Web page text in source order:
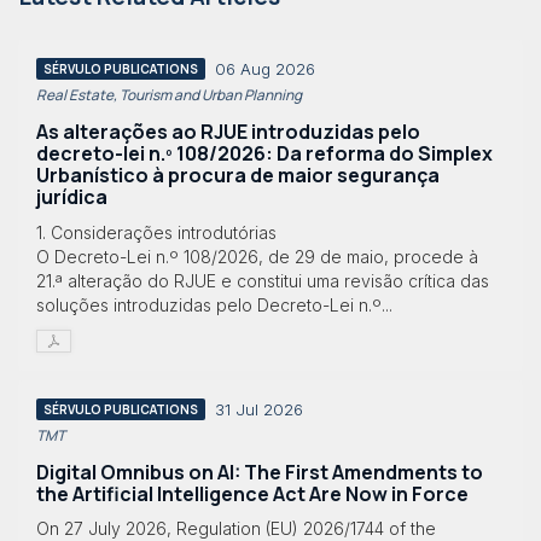
SÉRVULO PUBLICATIONS 06 Aug 2026
Real Estate, Tourism and Urban Planning
As alterações ao RJUE introduzidas pelo
decreto-lei n.º 108/2026: Da reforma do Simplex
Urbanístico à procura de maior segurança
jurídica
1. Considerações introdutórias
O Decreto-Lei n.º 108/2026, de 29 de maio, procede à
21.ª alteração do RJUE e constitui uma revisão crítica das
soluções introduzidas pelo Decreto-Lei n.º...
SÉRVULO PUBLICATIONS 31 Jul 2026
TMT
Digital Omnibus on AI: The First Amendments to
the Artificial Intelligence Act Are Now in Force
On 27 July 2026, Regulation (EU) 2026/1744 of the